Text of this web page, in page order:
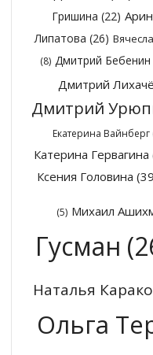
Гришина (22)
Липатова (26)
(8) Дмитрий Бебенин
Дмитрий
Дмитрий
Екатерина Вайнберг
Катерина Гервагина
Ксения Головина
(5) Михаил
Гусман
Наталья
Ольга